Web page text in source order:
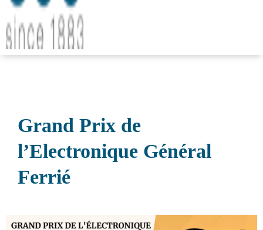
Grand Prix de
l’Electronique Général
Ferrié